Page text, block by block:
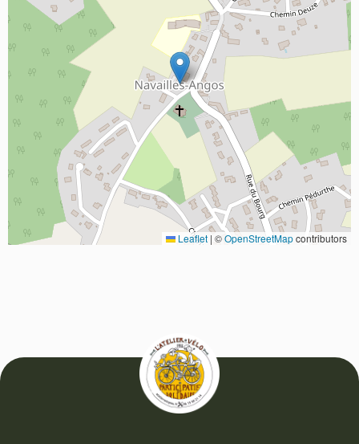
Leaflet | ©OpenStreetMapcontributors